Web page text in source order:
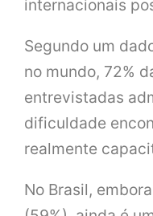
internacionais
Segundo um
no mundo, 72%
entrevistadas
dificuldade
realmente
No Brasil,